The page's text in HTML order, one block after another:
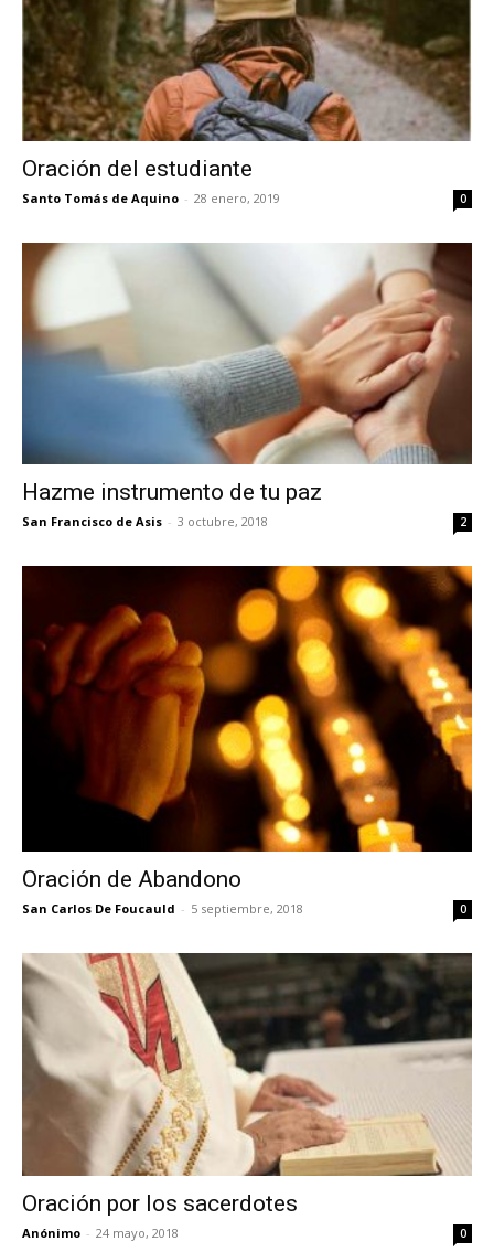
Oración del estudiante
Santo Tomás de Aquino - 28 enero, 2019 0
Hazme instrumento de tu paz
San Francisco de Asis - 3 octubre, 2018 2
Oración de Abandono
San Carlos De Foucauld - 5 septiembre, 2018 0
Oración por los sacerdotes
Anónimo - 24 mayo, 2018 0